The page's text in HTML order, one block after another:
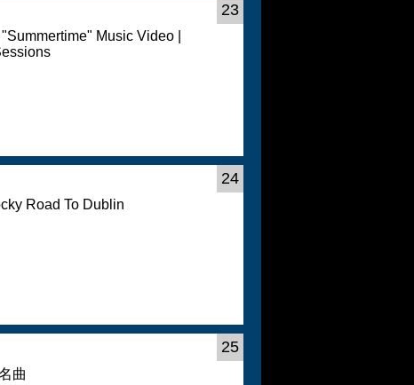
23
Music Video |
24
Road To Dublin
25
曲